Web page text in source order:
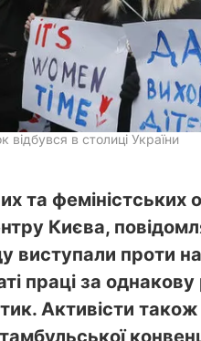
в столиці України
та феміністських
Києва,
виступали проти
праці за
Активісти